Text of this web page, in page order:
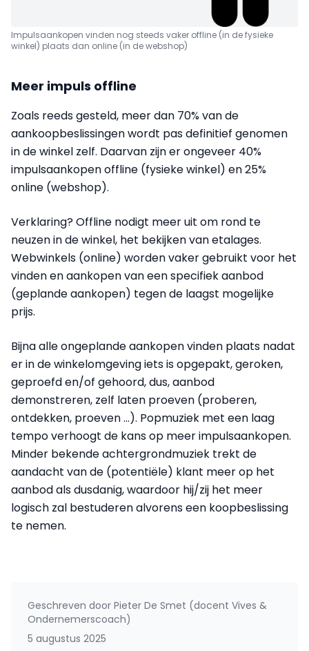
Impulsaankopen vinden nog steeds vaker offline (in de fysieke
winkel) plaats dan online (in de webshop)
Meer impuls offline
Zoals reeds gesteld, meer dan 70% van de
aankoopbeslissingen wordt pas definitief genomen
in de winkel zelf. Daarvan zijn er ongeveer 40%
impulsaankopen offline (fysieke winkel) en 25%
online (webshop).
Verklaring? Offline nodigt meer uit om rond te
neuzen in de winkel, het bekijken van etalages.
Webwinkels (online) worden vaker gebruikt voor het
vinden en aankopen van een specifiek aanbod
(geplande aankopen) tegen de laagst mogelijke
prijs.
Bijna alle ongeplande aankopen vinden plaats nadat
er in de winkelomgeving iets is opgepakt, geroken,
geproefd en/of gehoord, dus, aanbod
demonstreren, zelf laten proeven (proberen,
ontdekken, proeven …). Popmuziek met een laag
tempo verhoogt de kans op meer impulsaankopen.
Minder bekende achtergrondmuziek trekt de
aandacht van de (potentiële) klant meer op het
aanbod als dusdanig, waardoor hij/zij het meer
logisch zal bestuderen alvorens een koopbeslissing
te nemen.
Geschreven door Pieter De Smet (docent Vives &
Ondernemerscoach)
5 augustus 2025